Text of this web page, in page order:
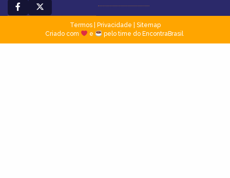
Termos| Privacidade
Sitemap
Criado com
e pelo time do EncontraBrasil